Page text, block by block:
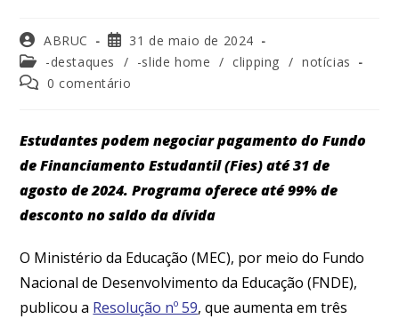
ABRUC
31 de maio de 2024
-destaques
/ -slide home / clipping / notícias
0 comentário
Estudantes podem negociar pagamento do Fundo
de Financiamento Estudantil (Fies) até 31 de
agosto de 2024. Programa oferece até 99% de
desconto no saldo da dívida
O Ministério da Educação (MEC), por meio do Fundo
Nacional de Desenvolvimento da Educação (FNDE),
publicou a Resolução nº 59, que aumenta em três